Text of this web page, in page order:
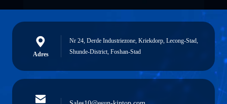
Adres
Nr 24, Derde Industriezone, Kriekdorp, Lecong-Stad,
Shunde-District, Foshan-Stad